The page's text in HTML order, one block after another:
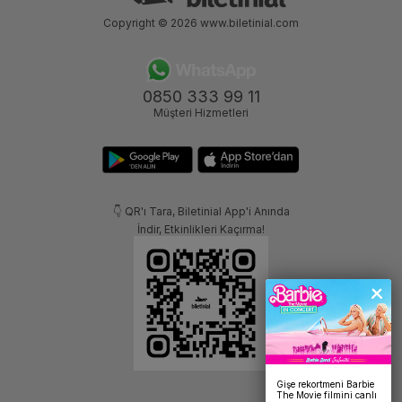
0850 333 99 11
Müşteri Hizmetleri
👇 QR'ı Tara, Biletinial App'i Anında
İndir, Etkinlikleri Kaçırma!
Copyright © 2026 www.biletinial.com
Gişe rekortmeni Barbie
The Movie filmini canlı